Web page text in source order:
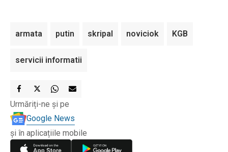
armata putin skripal noviciok KGB
servicii informatii
Urmăriți-ne și pe
Google News
și în aplicațiile mobile